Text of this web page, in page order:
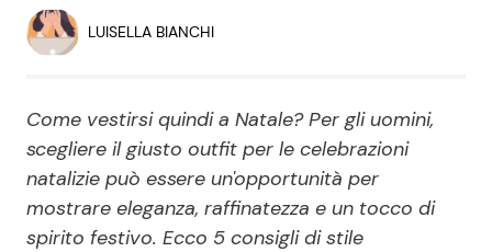
Dal Mondo
Economia
Persone Scomparse
Politica
Fiction e Serie TV
Programmi TV
Reality e Talent
LUISELLA BIANCHI
Come vestirsi quindi a Natale? Per gli uomini,
scegliere il giusto outfit per le celebrazioni
natalizie può essere un'opportunità per
mostrare eleganza, raffinatezza e un tocco di
spirito festivo. Ecco 5 consigli di stile